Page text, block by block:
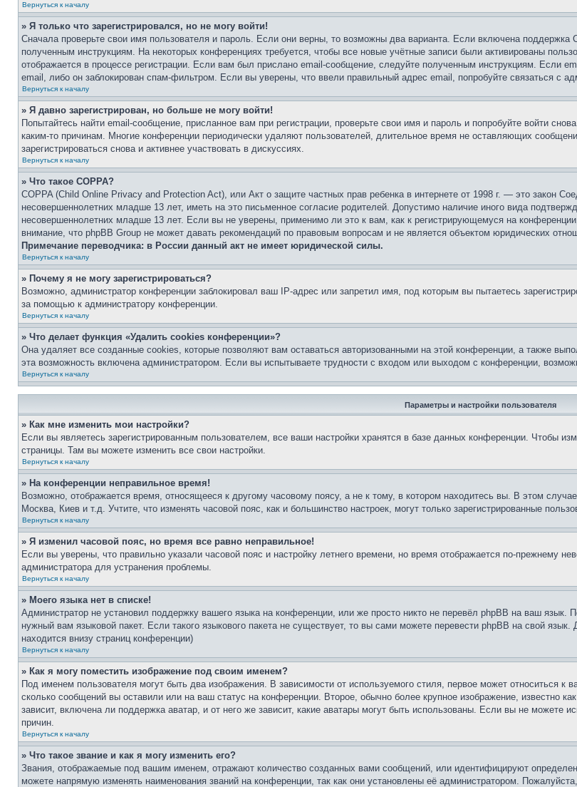
Вернуться к началу
» Я только что зарегистрировался, но не могу войти!
Сначала проверьте свои имя пользователя и пароль. Если они верны, то возможны два варианта. Если включена поддержка
полученным инструкциям. На некоторых конференциях требуется, чтобы все новые учётные записи были активированы
отображается в процессе регистрации. Если вам был прислано email-сообщение, следуйте полученным инструкциям. Если
email, либо он заблокирован спам-фильтром. Если вы уверены, что ввели правильный адрес email, попробуйте связаться с
Вернуться к началу
» Я давно зарегистрирован, но больше не могу войти!
Попытайтесь найти email-сообщение, присланное вам при регистрации, проверьте свои имя и пароль и попробуйте войти
каким-то причинам. Многие конференции периодически удаляют пользователей, длительное время не оставляющих
зарегистрироваться снова и активнее участвовать в дискуссиях.
Вернуться к началу
» Что такое COPPA?
COPPA (Child Online Privacy and Protection Act), или Акт о защите частных прав ребенка в интернете от 1998 г. — это закон
несовершеннолетних младше 13 лет, иметь на это письменное согласие родителей. Допустимо наличие иного вида
несовершеннолетних младше 13 лет. Если вы не уверены, применимо ли это к вам, как к регистрирующемуся на
внимание, что phpBB Group не может давать рекомендаций по правовым вопросам и не является объектом юридических
Примечание переводчика: в России данный акт не имеет юридической силы.
Вернуться к началу
» Почему я не могу зарегистрироваться?
Возможно, администратор конференции заблокировал ваш IP-адрес или запретил имя, под которым вы пытаетесь
за помощью к администратору конференции.
Вернуться к началу
» Что делает функция «Удалить cookies конференции»?
Она удаляет все созданные cookies, которые позволяют вам оставаться авторизованными на этой конференции, а также
эта возможность включена администратором. Если вы испытываете трудности с входом или выходом с конференции,
Вернуться к началу
Параметры и настройки пользователя
» Как мне изменить мои настройки?
Если вы являетесь зарегистрированным пользователем, все ваши настройки хранятся в базе данных конференции. Чтобы
страницы. Там вы можете изменить все свои настройки.
Вернуться к началу
» На конференции неправильное время!
Возможно, отображается время, относящееся к другому часовому поясу, а не к тому, в котором находитесь вы. В этом
Москва, Киев и т.д. Учтите, что изменять часовой пояс, как и большинство настроек, могут только зарегистрированные
Вернуться к началу
» Я изменил часовой пояс, но время все равно неправильное!
Если вы уверены, что правильно указали часовой пояс и настройку летнего времени, но время отображается по-прежнему
администратора для устранения проблемы.
Вернуться к началу
» Моего языка нет в списке!
Администратор не установил поддержку вашего языка на конференции, или же просто никто не перевёл phpBB на ваш язык.
нужный вам языковой пакет. Если такого языкового пакета не существует, то вы сами можете перевести phpBB на свой
находится внизу страниц конференции)
Вернуться к началу
» Как я могу поместить изображение под своим именем?
Под именем пользователя могут быть два изображения. В зависимости от используемого стиля, первое может относиться
сколько сообщений вы оставили или на ваш статус на конференции. Второе, обычно более крупное изображение, известно
зависит, включена ли поддержка аватар, и от него же зависит, какие аватары могут быть использованы. Если вы не можете
причин.
Вернуться к началу
» Что такое звание и как я могу изменить его?
Звания, отображаемые под вашим именем, отражают количество созданных вами сообщений, или идентифицируют
можете напрямую изменять наименования званий на конференции, так как они установлены её администратором.